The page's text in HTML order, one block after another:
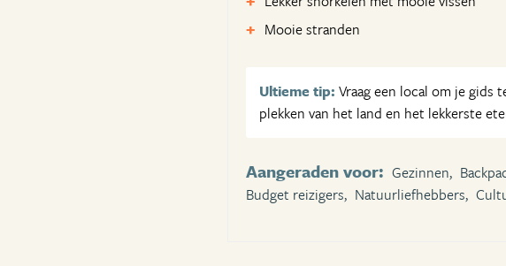
Mooie stranden
Ultieme tip: Vraag een local om je gids
plekken van het land en het lekkerste
Aangeraden voor: Gezinnen,
Budget reizigers, Natuurliefhebbers,